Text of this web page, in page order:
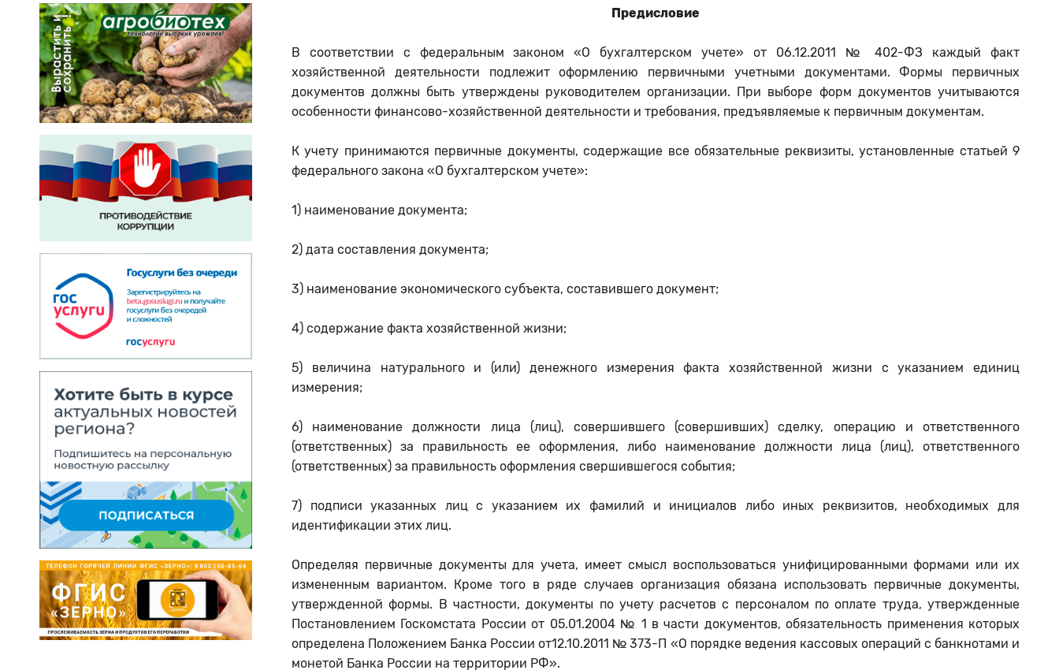
Предисловие
В соответствии с федеральным законом «О бухгалтерском учете» от 06.12.2011 № 402-ФЗ каждый факт
хозяйственной деятельности подлежит оформлению первичными учетными документами. Формы первичных
документов должны быть утверждены руководителем организации. При выборе форм документов учитываются
особенности финансово-хозяйственной деятельности и требования, предъявляемые к первичным документам.
К учету принимаются первичные документы, содержащие все обязательные реквизиты, установленные статьей 9
федерального закона «О бухгалтерском учете»:
1) наименование документа;
2) дата составления документа;
3) наименование экономического субъекта, составившего документ;
4) содержание факта хозяйственной жизни;
5) величина натурального и (или) денежного измерения факта хозяйственной жизни с указанием единиц
измерения;
6) наименование должности лица (лиц), совершившего (совершивших) сделку, операцию и ответственного
(ответственных) за правильность ее оформления, либо наименование должности лица (лиц), ответственного
(ответственных) за правильность оформления свершившегося события;
7) подписи указанных лиц с указанием их фамилий и инициалов либо иных реквизитов, необходимых для
идентификации этих лиц.
Определяя первичные документы для учета, имеет смысл воспользоваться унифицированными формами или их
измененным вариантом. Кроме того в ряде случаев организация обязана использовать первичные документы,
утвержденной формы. В частности, документы по учету расчетов с персоналом по оплате труда, утвержденные
Постановлением Госкомстата России от 05.01.2004 № 1 в части документов, обязательность применения которых
определена Положением Банка России от12.10.2011 № 373-П «О порядке ведения кассовых операций с банкнотами и
монетой Банка России на территории РФ».